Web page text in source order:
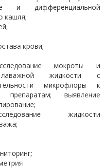
и дифференциальной
кашля;
крови;
мокроты и
лаважной жидкости с
микрофлоры к
препаратам; выявление
жидкости